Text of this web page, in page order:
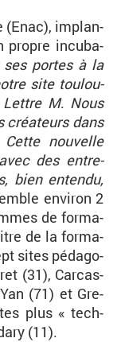
(Enac), im­plan­
propre in­cu­ba­
portes à la
site tou­lou­
Lettre M. Nous
créa­teurs dans
Cette nou­velle
des en­tre­
bien en­tendu,
en­vi­ron 2
de for­ma­
de la for­ma­
sites pé­da­go­
(31), Car­cas­
(71) et Gre­
plus « tech­
(11).